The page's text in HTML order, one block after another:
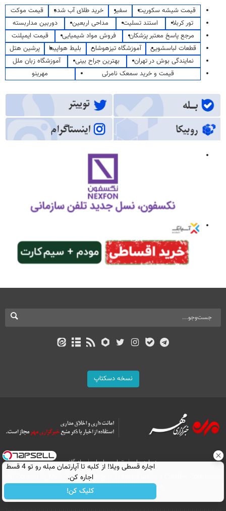
قیمت شیشه سکوریت سفیر خرید طلای آب شده
قیمت موکت
تور کربلا
استند تسلیت مداحی اربعین
دوربین مداربسته
مرجع پاسخ معتبر پزشکان
فروش مواد شیمیایی
قیمت ایمپلنت
قطعات لباسشویی
آموزشگاه تیزهوشان بلیط هواپیما
پرشین هتل
نمایندگی بوش در تهران
بهترین جراح بینی
آموزشگاه زبان ملل
قیمت و خرید سمعک نامرئی
مهرینو
نسخه دسکتاپ
درباره ما تماس با ما
بازرگانی
All Content by Mehr News Agency is licensed under a Creative Commons
Attribution 4.0 International License.
اجاره‌ قسطی ویلا! از کلبه تا آپارتمان مبله رو تو 4 قسط
اجاره کن.
کلیک کن!